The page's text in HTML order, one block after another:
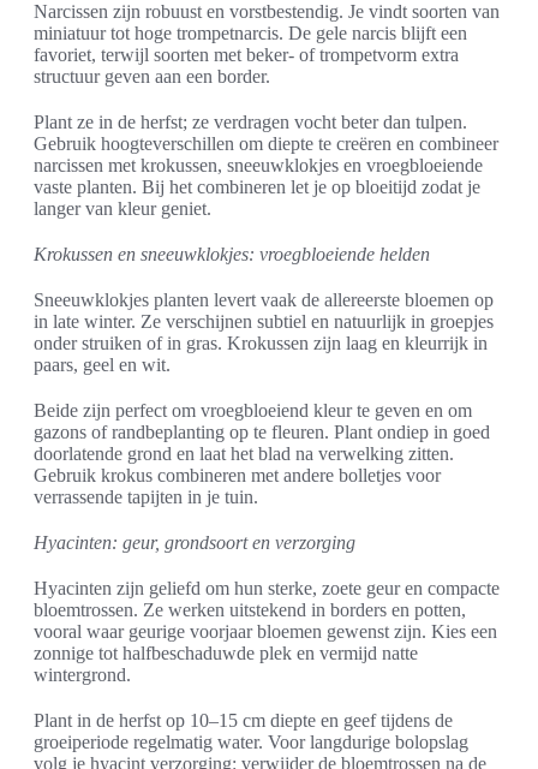
Narcissen zijn robuust en vorstbestendig. Je vindt soorten van
miniatuur tot hoge trompetnarcis. De gele narcis blijft een
favoriet, terwijl soorten met beker- of trompetvorm extra
structuur geven aan een border.
Plant ze in de herfst; ze verdragen vocht beter dan tulpen.
Gebruik hoogteverschillen om diepte te creëren en combineer
narcissen met krokussen, sneeuwklokjes en vroegbloeiende
vaste planten. Bij het combineren let je op bloeitijd zodat je
langer van kleur geniet.
Krokussen en sneeuwklokjes: vroegbloeiende helden
Sneeuwklokjes planten levert vaak de allereerste bloemen op
in late winter. Ze verschijnen subtiel en natuurlijk in groepjes
onder struiken of in gras. Krokussen zijn laag en kleurrijk in
paars, geel en wit.
Beide zijn perfect om vroegbloeiend kleur te geven en om
gazons of randbeplanting op te fleuren. Plant ondiep in goed
doorlatende grond en laat het blad na verwelking zitten.
Gebruik krokus combineren met andere bolletjes voor
verrassende tapijten in je tuin.
Hyacinten: geur, grondsoort en verzorging
Hyacinten zijn geliefd om hun sterke, zoete geur en compacte
bloemtrossen. Ze werken uitstekend in borders en potten,
vooral waar geurige voorjaar bloemen gewenst zijn. Kies een
zonnige tot halfbeschaduwde plek en vermijd natte
wintergrond.
Plant in de herfst op 10–15 cm diepte en geef tijdens de
groeiperiode regelmatig water. Voor langdurige bolopslag
volg je hyacint verzorging: verwijder de bloemtrossen na de